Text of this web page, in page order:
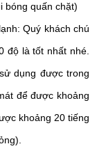
bóng quấn chặt)
Quý khách chú
độ là tốt nhất nhé.
dụng được trong
để được khoảng
khoảng 20 tiếng